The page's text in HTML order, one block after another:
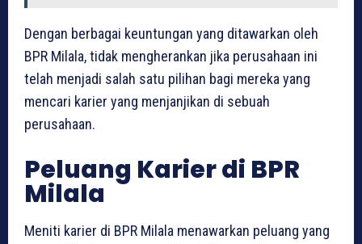
Dengan berbagai keuntungan yang ditawarkan oleh
BPR Milala, tidak mengherankan jika perusahaan ini
telah menjadi salah satu pilihan bagi mereka yang
mencari karier yang menjanjikan di sebuah
perusahaan.
Peluang Karier di BPR
Milala
Meniti karier di BPR Milala menawarkan peluang yang